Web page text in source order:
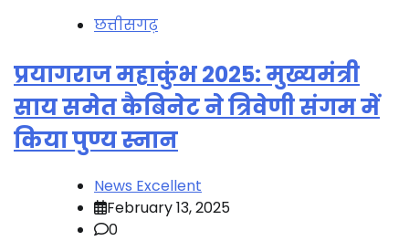
छत्तीसगढ़
प्रयागराज महाकुंभ 2025: मुख्यमंत्री
साय समेत कैबिनेट ने त्रिवेणी संगम में
किया पुण्य स्नान
News Excellent
February 13, 2025
0